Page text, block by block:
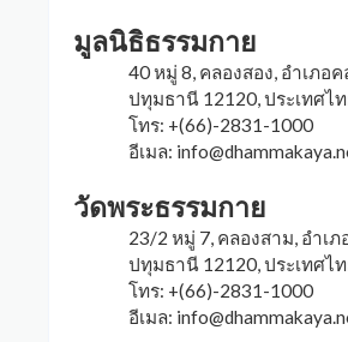
มูลนิธิธรรมกาย
40 หมู่ 8, คลองสอง, อำเภอ
ปทุมธานี 12120, ประเทศไ
โทร: +(66)-2831-1000
อีเมล:
วัดพระธรรมกาย
23/2 หมู่ 7, คลองสาม, อำเ
ปทุมธานี 12120, ประเทศไ
โทร: +(66)-2831-1000
อีเมล: